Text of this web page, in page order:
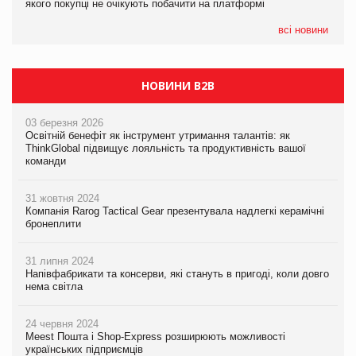
якого покупці не очікують побачити на платформі
всі новини
якого покупці не очікують побачити на платформі
НОВИНИ B2B
03 березня 2026
Освітній бенефіт як інструмент утримання талантів: як
ThinkGlobal підвищує лояльність та продуктивність вашої
команди
31 жовтня 2024
Компанія Rarog Tactical Gear презентувала надлегкі керамічні
бронеплити
31 липня 2024
Напівфабрикати та консерви, які стануть в пригоді, коли довго
нема світла
24 червня 2024
Meest Пошта і Shop-Express розширюють можливості
українських підприємців